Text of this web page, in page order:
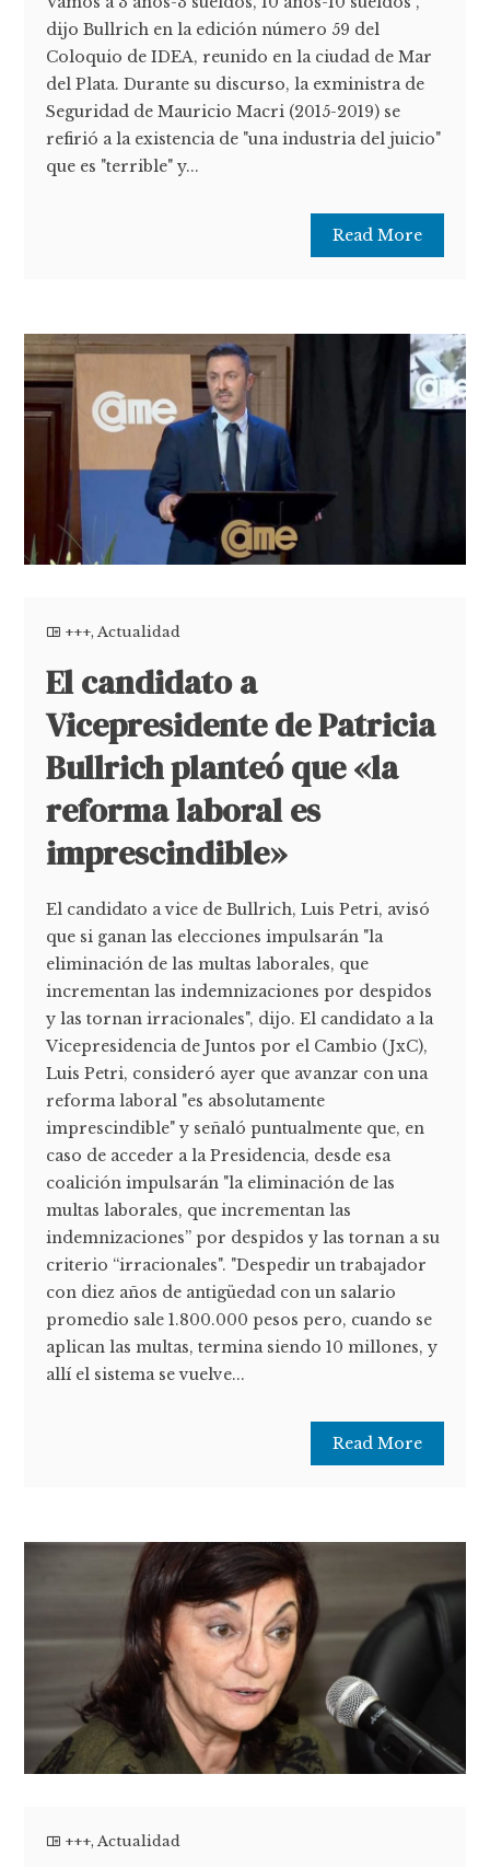
dijo Bullrich en la edición número 59 del
Coloquio de IDEA, reunido en la ciudad de Mar
del Plata. Durante su discurso, la exministra de
Seguridad de Mauricio Macri (2015-2019) se
refirió a la existencia de "una industria del juicio"
que es "terrible" y...
Read More
+++,Actualidad
El candidato a
Vicepresidente de Patricia
Bullrich planteó que «la
reforma laboral es
imprescindible»
El candidato a vice de Bullrich, Luis Petri, avisó
que si ganan las elecciones impulsarán "la
eliminación de las multas laborales, que
incrementan las indemnizaciones por despidos
y las tornan irracionales", dijo. El candidato a la
Vicepresidencia de Juntos por el Cambio (JxC),
Luis Petri, consideró ayer que avanzar con una
reforma laboral "es absolutamente
imprescindible" y señaló puntualmente que, en
caso de acceder a la Presidencia, desde esa
coalición impulsarán "la eliminación de las
multas laborales, que incrementan las
indemnizaciones” por despidos y las tornan a su
criterio “irracionales". "Despedir un trabajador
con diez años de antigüedad con un salario
promedio sale 1.800.000 pesos pero, cuando se
aplican las multas, termina siendo 10 millones, y
allí el sistema se vuelve...
Read More
+++,Actualidad